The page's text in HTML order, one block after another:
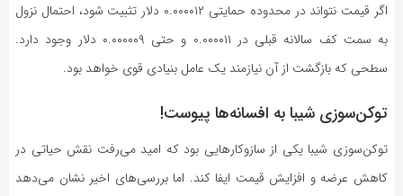
اگر قیمت نتواند در محدوده حمایتی ۰.۰۰۰۰۱۲ دلار تثبیت شود، احتمال نزول
به سمت کف سالانه قبلی در ۰.۰۰۰۰۱۱ و حتی ۰.۰۰۰۰۰۹ دلار وجود دارد.
سطحی که بازگشت از آن نیازمند یک عامل بنیادی قوی خواهد بود.
توکن‌سوزی شیبا به افسانه‌ها پیوست!
توکن‌سوزی شیبا یکی از سازوکار‌هایی بود که امید می‌رفت نقش حیاتی در
کاهش عرضه و افزایش قیمت ایفا کند. اما بررسی‌های اخیر نشان می‌دهد